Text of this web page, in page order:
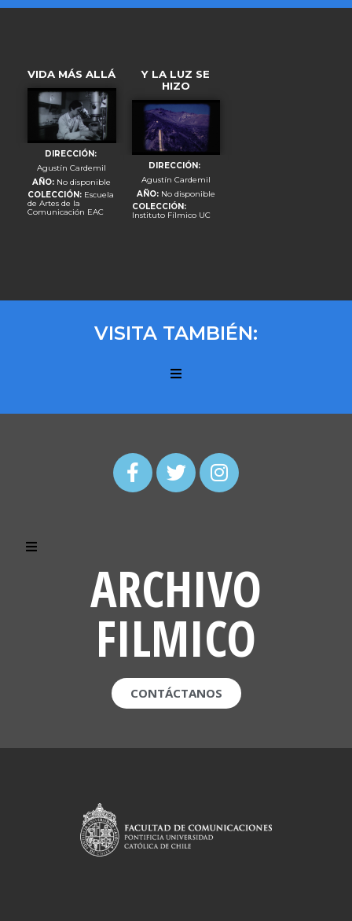
VIDA MÁS ALLÁ
DIRECCIÓN:
Agustín Cardemil
AÑO: No disponible
COLECCIÓN: Escuela
de Artes de la
Comunicación EAC
Y LA LUZ SE
HIZO
DIRECCIÓN:
Agustín Cardemil
AÑO: No disponible
COLECCIÓN:
Instituto Fílmico UC
VISITA TAMBIÉN:
ARCHIVO
FILMICO
CONTÁCTANOS